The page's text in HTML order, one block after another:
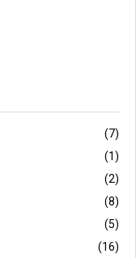
(7)
(1)
(2)
(8)
(5)
(16)